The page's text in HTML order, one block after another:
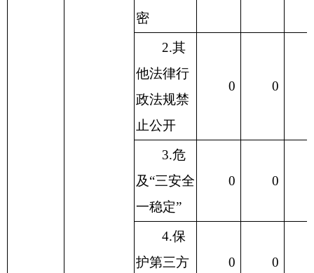
密
2.其
他法律行
政法规禁
止公开
0 0
3.危
及“三安全
一稳定”
0 0
4.保
护第三方
0 0